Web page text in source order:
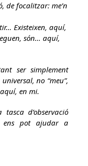
de focalitzar: me’n
Existeixen, aquí,
són… aquí,
ser simplement
no “meu”,
en mi.
d’observació
ens pot ajudar a